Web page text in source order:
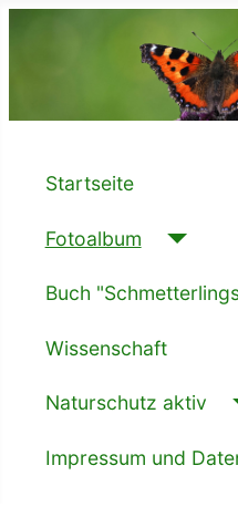
Startseite
Fotoalbum
Buch
Wissenschaft
Naturschutz aktiv
Impressum und